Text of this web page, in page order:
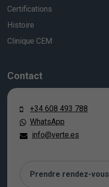
Certifications
Histoire
Clinique CEM
Contact
+34 608 493 788
WhatsApp
info@verte.es
Prendre rendez-vous